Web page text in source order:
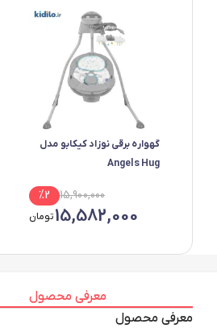
گهواره برقی نوزاد کیکابو مدل
Angels Hug
15,900,000
%2
15,582,000تومان
معرفی محصول
معرفی محصول